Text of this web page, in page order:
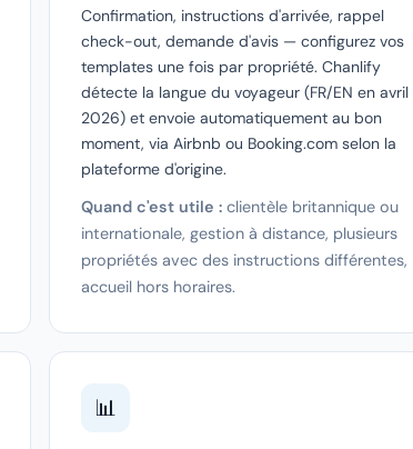
Confirmation, instructions d'arrivée, rappel
check-out, demande d'avis — configurez vos
templates une fois par propriété. Chanlify
détecte la langue du voyageur (FR/EN en avril
2026) et envoie automatiquement au bon
moment, via Airbnb ou Booking.com selon la
plateforme d'origine.
Quand c'est utile : clientèle britannique ou
internationale, gestion à distance, plusieurs
propriétés avec des instructions différentes,
accueil hors horaires.
📊